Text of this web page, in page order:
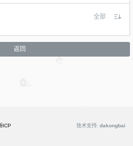
全部
返回
ICP
技术支持: dakongbai